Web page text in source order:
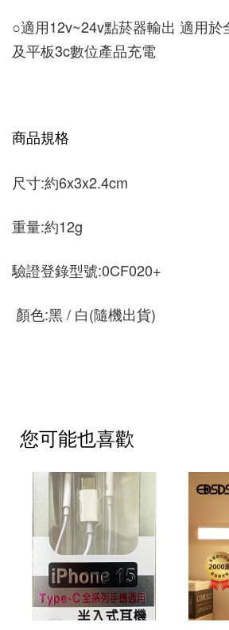
○適用12v~24v點菸器輸出 適用於
及平板3c數位產品充電
商品規格
尺寸:約6x3x2.4cm
重量:約12g
驗證登錄型號:0CF020+
顏色:黑 / 白(隨機出貨)
您可能也喜歡